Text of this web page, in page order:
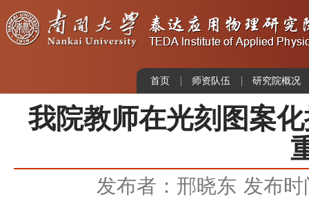
首页 师资队伍 研究院概况
我院教师在光刻图案
发布者：邢晓东 发布时